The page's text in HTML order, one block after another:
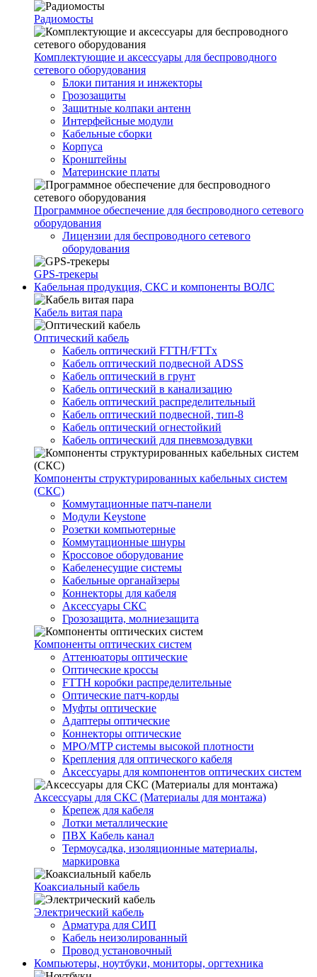
Радиомосты
Комплектующие и аксессуары для беспроводного
сетевого оборудования
Блоки питания и инжекторы
Грозозащиты
Защитные колпаки антенн
Интерфейсные модули
Кабельные сборки
Корпуса
Кронштейны
Материнские платы
Программное обеспечение для беспроводного сетевого
оборудования
Лицензии для беспроводного сетевого
оборудования
GPS-трекеры
Кабельная продукция, СКС и компоненты ВОЛС
Кабель витая пара
Оптический кабель
Кабель оптический FTTH/FTTx
Кабель оптический подвесной ADSS
Кабель оптический в грунт
Кабель оптический в канализацию
Кабель оптический распределительный
Кабель оптический подвесной, тип-8
Кабель оптический огнестойкий
Кабель оптический для пневмозадувки
Компоненты структурированных кабельных систем
(СКС)
Коммутационные патч-панели
Модули Keystone
Розетки компьютерные
Коммутационные шнуры
Кроссовое оборудование
Кабеленесущие системы
Кабельные органайзеры
Коннекторы для кабеля
Аксессуары СКС
Грозозащита, молниезащита
Компоненты оптических систем
Аттенюаторы оптические
Оптические кроссы
FTTH коробки распределительные
Оптические патч-корды
Муфты оптические
Адаптеры оптические
Коннекторы оптические
MPO/MTP системы высокой плотности
Крепления для оптического кабеля
Аксессуары для компонентов оптических систем
Аксессуары для СКС (Материалы для монтажа)
Крепеж для кабеля
Лотки металлические
ПВХ Кабель канал
Термоусадка, изоляционные материалы,
маркировка
Коаксиальный кабель
Электрический кабель
Арматура для СИП
Кабель неизолированный
Провод установочный
Компьютеры, ноутбуки, мониторы, оргтехника